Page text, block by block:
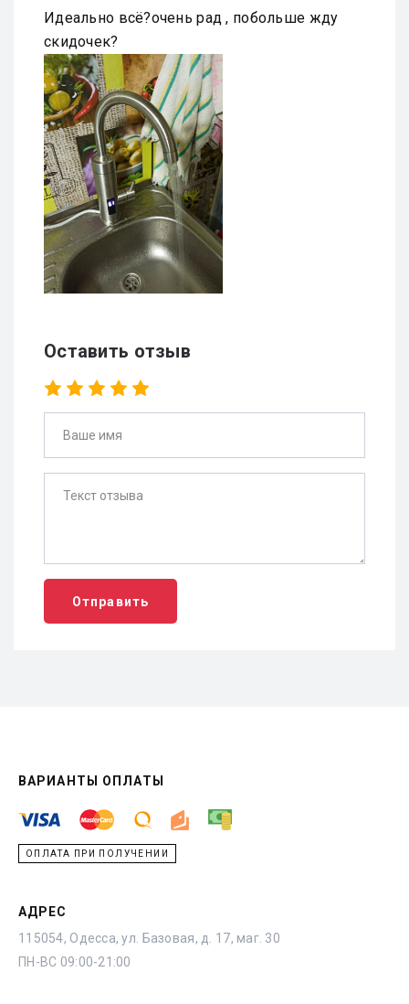
Идеально всё?очень рад , побольше жду
скидочек?
Оставить отзыв
Отправить
ВАРИАНТЫ ОПЛАТЫ
ОПЛАТА ПРИ ПОЛУЧЕНИИ
АДРЕС
115054, Одесса, ул. Базовая, д. 17, маг. 30
ПН-ВС 09:00-21:00